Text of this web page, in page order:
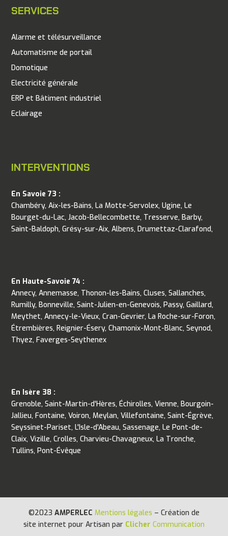
SERVICES
Alarme et télésurveillance
Automatisme de portail
Domotique
Electricité générale
ERP et Bâtiment industriel
Eclairage
INTERVENTIONS
En Savoie 73 :
Chambéry, Aix-les-Bains, La Motte-Servolex, Ugine, Le
Bourget-du-Lac, Jacob-Bellecombette, Tresserve, Barby,
Saint-Baldoph, Grésy-sur-Aix, Albens, Drumettaz-Clarafond,
En Haute-Savoie 74 :
Annecy, Annemasse, Thonon-les-Bains, Cluses, Sallanches,
Rumilly, Bonneville, Saint-Julien-en-Genevois, Passy, Gaillard,
Meythet, Annecy-le-Vieux, Cran-Gevrier, La Roche-sur-Foron,
Étrembières, Reignier-Ésery, Chamonix-Mont-Blanc, Seynod,
Thyez, Faverges-Seythenex
En Isère 38 :
Grenoble, Saint-Martin-d'Hères, Échirolles, Vienne, Bourgoin-
Jallieu, Fontaine, Voiron, Meylan, Villefontaine, Saint-Égrève,
Seyssinet-Pariset, L'Isle-d'Abeau, Sassenage, Le Pont-de-
Claix, Vizille, Crolles, Charvieu-Chavagneux, La Tronche,
Tullins, Pont-Évêque
©2023 AMPERLEC Mentions légales – Création de
site internet pour Artisan par Clicher Communication